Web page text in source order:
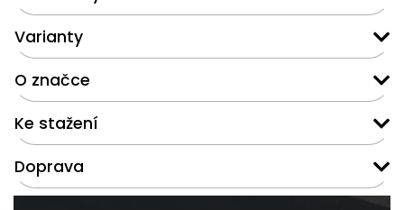
Varianty
O značce
Ke stažení
Doprava